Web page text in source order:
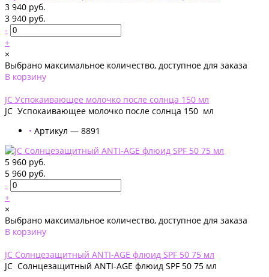
3 940 руб.
3 940 руб.
-
+
×
Выбрано максимальное количество, доступное для заказа
В корзину
JС Успокаивающее молочко после солнца 150 мл
JС Успокаивающее молочко после солнца 150 мл
• Артикул — 8891
5 960 руб.
5 960 руб.
-
+
×
Выбрано максимальное количество, доступное для заказа
В корзину
JС Солнцезащитный ANTI-AGE флюид SPF 50 75 мл
JС Солнцезащитный ANTI-AGE флюид SPF 50 75 мл